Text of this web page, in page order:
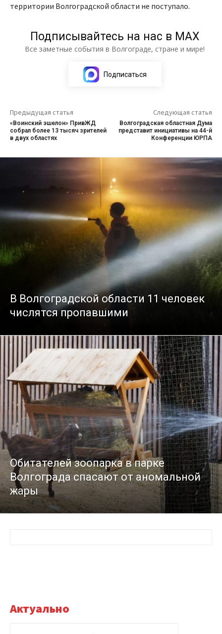
территории Волгоградской области не поступало.
Подписывайтесь на нас в МАХ
Все заметные события в Волгограде, стране и мире!
Подписаться
Предыдущая статья
«Воинский эшелон» ПривЖД
собрал более 13 тысяч зрителей
в двух областях
Следующая статья
Волгоградская областная Дума
представит инициативы на 44-й
Конференции ЮРПА
В Волгоградской области 11 человек
числятся пропавшими
Обитателей зоопарка в парке
Волгограда спасают от аномальной
жары
Актуально